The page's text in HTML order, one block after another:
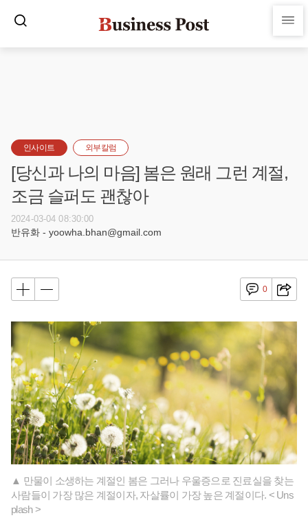
인사이트 외부칼럼
[당신과 나의 마음] 봄은 원래 그런 계절,
조금 슬퍼도 괜찮아
2024-03-04 08:30:00
반유화 - yoowha.bhan@gmail.com
0
▲ 만물이 소생하는 계절인 봄은 그러나 우울증으로 진료실을 찾는
사람들이 가장 많은 계절이자, 자살률이 가장 높은 계절이다. < Uns
plash >